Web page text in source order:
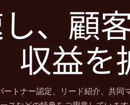
、顧
収益を
トナー認定、リード紹介、共同